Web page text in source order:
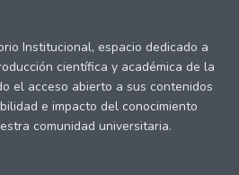
Institucional, espacio dedicado a
científica y académica de la
el acceso abierto a sus contenidos
e impacto del conocimiento
comunidad universitaria.